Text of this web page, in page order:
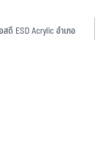
ดี ESD Acrylic อำเภอ